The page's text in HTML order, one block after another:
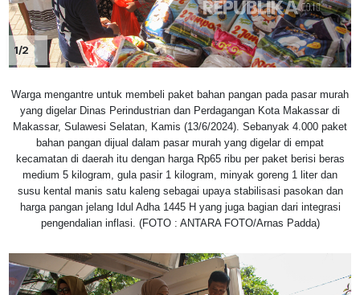
1/2
Warga mengantre untuk membeli paket bahan pangan pada pasar murah
yang digelar Dinas Perindustrian dan Perdagangan Kota Makassar di
Makassar, Sulawesi Selatan, Kamis (13/6/2024). Sebanyak 4.000 paket
bahan pangan dijual dalam pasar murah yang digelar di empat
kecamatan di daerah itu dengan harga Rp65 ribu per paket berisi beras
medium 5 kilogram, gula pasir 1 kilogram, minyak goreng 1 liter dan
susu kental manis satu kaleng sebagai upaya stabilisasi pasokan dan
harga pangan jelang Idul Adha 1445 H yang juga bagian dari integrasi
pengendalian inflasi. (FOTO : ANTARA FOTO/Arnas Padda)